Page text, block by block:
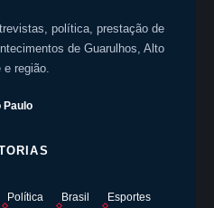
política, prestação de
de Guarulhos, Alto
e região.
Paulo
Política Brasil
Esportes